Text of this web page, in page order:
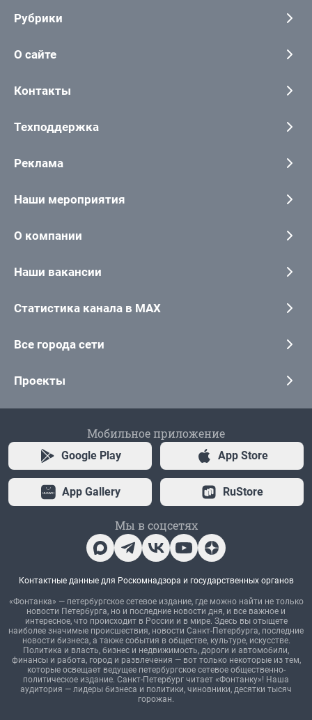
Рубрики
О сайте
Контакты
Техподдержка
Реклама
Наши мероприятия
О компании
Наши вакансии
Статистика канала в MAX
Все города сети
Проекты
Мобильное приложение
Google Play App Store
App Gallery RuStore
Мы в соцсетях
Контактные данные для Роскомнадзора и государственных органов
«Фонтанка» — петербургское сетевое издание, где можно найти не только
новости Петербурга, но и последние новости дня, и все важное и
интересное, что происходит в России и в мире. Здесь вы отыщете
наиболее значимые происшествия, новости Санкт-Петербурга, последние
новости бизнеса, а также события в обществе, культуре, искусстве.
Политика и власть, бизнес и недвижимость, дороги и автомобили,
финансы и работа, город и развлечения — вот только некоторые из тем,
которые освещает ведущее петербургское сетевое общественно-
политическое издание. Санкт-Петербург читает «Фонтанку»! Наша
аудитория — лидеры бизнеса и политики, чиновники, десятки тысяч
горожан.